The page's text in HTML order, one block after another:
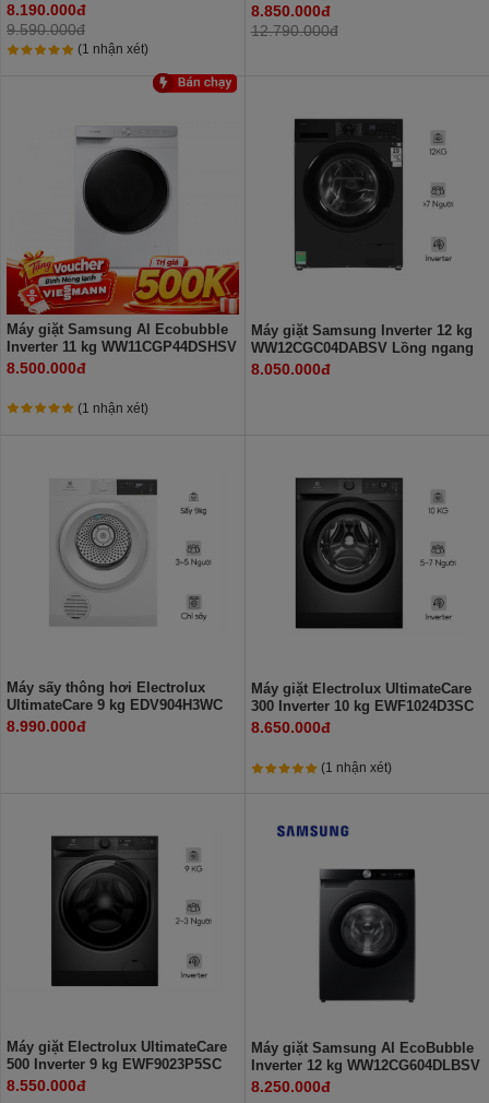
8.190.000đ
9.590.000đ
(1 nhận xét)
8.850.000đ
12.790.000đ
Máy giặt Samsung AI Ecobubble
Inverter 11 kg WW11CGP44DSHSV
Lồng ngang
8.500.000đ
(1 nhận xét)
Máy giặt Samsung Inverter 12 kg
WW12CGC04DABSV Lồng ngang
8.050.000đ
Máy sấy thông hơi Electrolux
UltimateCare 9 kg EDV904H3WC
8.990.000đ
Máy giặt Electrolux UltimateCare
300 Inverter 10 kg EWF1024D3SC
Lồng ngang
8.650.000đ
(1 nhận xét)
Máy giặt Electrolux UltimateCare
500 Inverter 9 kg EWF9023P5SC
Lồng ngang
8.550.000đ
Máy giặt Samsung AI EcoBubble
Inverter 12 kg WW12CG604DLBSV
Lồng ngang
8.250.000đ